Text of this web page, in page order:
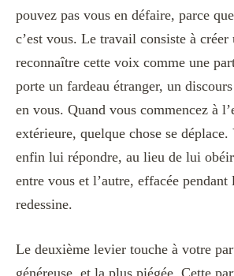
pouvez pas vous en défaire, parce
c’est vous. Le travail consiste à créer
reconnaître cette voix comme une
porte un fardeau étranger, un
en vous. Quand vous commencez à
extérieure, quelque chose se déplace.
enfin lui répondre, au lieu de lui
entre vous et l’autre, effacée
redessine.
Le deuxième levier touche à votre
généreuse, et la plus piégée. Cette